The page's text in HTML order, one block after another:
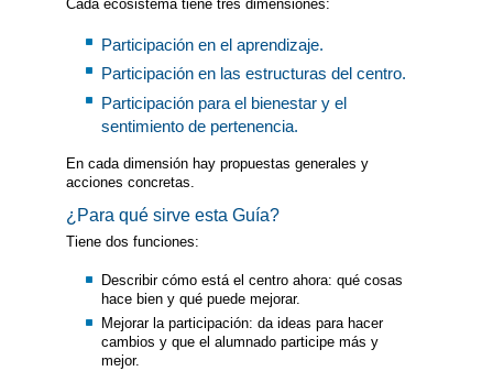
Cada ecosistema tiene tres dimensiones:
Participación en el aprendizaje.
Participación en las estructuras del centro.
Participación para el bienestar y el
sentimiento de pertenencia.
En cada dimensión hay propuestas generales y
acciones concretas.
¿Para qué sirve esta Guía?
Tiene dos funciones:
Describir cómo está el centro ahora: qué cosas
hace bien y qué puede mejorar.
Mejorar la participación: da ideas para hacer
cambios y que el alumnado participe más y
mejor.